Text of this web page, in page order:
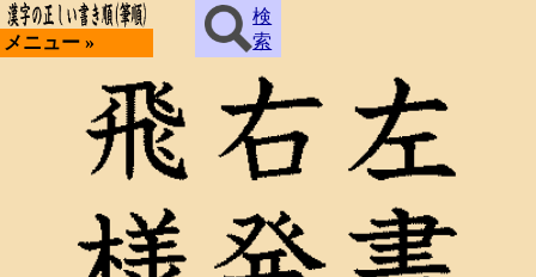
メニュー »
検
索